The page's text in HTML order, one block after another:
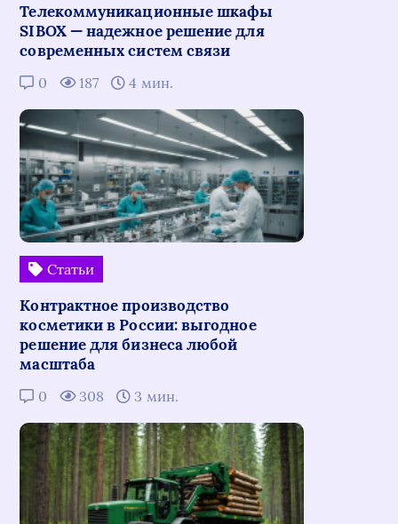
Телекоммуникационные шкафы
SIBOX — надежное решение для
современных систем связи
0 187 4 мин.
Статьи
Контрактное производство
косметики в России: выгодное
решение для бизнеса любой
масштаба
0 308 3 мин.